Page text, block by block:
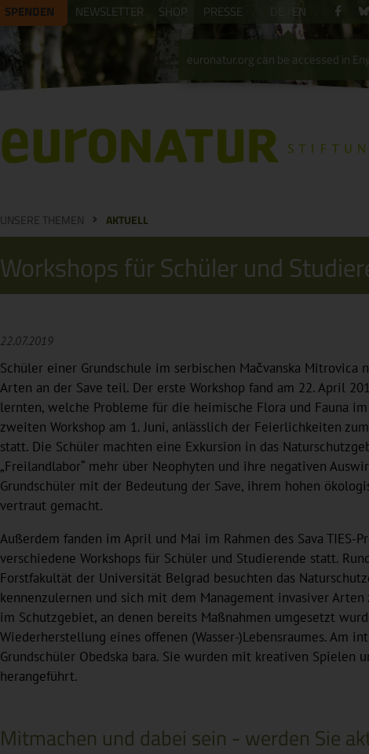
SPENDEN NEWSLETTER SHOP PRESSE
euronatur.org can be accessed in
EN
UNSERE THEMEN AKTUELL
Workshops für Schüler und
22.07.2019
Schüler einer Grundschule im serbischen Mačvanska Mitrovica
Arten an der Save teil. Der erste Workshop fand am 22. April
lernten, welche Probleme für die heimische Flora und Fauna
zweiten Workshop am 1. Juni, anlässlich der Feierlichkeiten
statt. Die Schüler machten eine Exkursion in das
„Freilandlabor“ mehr über Neophyten und ihre negativen
Grundschüler mit der Bedeutung der Save, ihrem hohen
vertraut gemacht.
Außerdem fanden im April und Mai im Rahmen des Sava TIES-
verschiedene Workshops für Schüler und Studierende statt.
Forstfakultät der Universität Belgrad besuchten das
kennenzulernen und sich mit dem Management invasiver
im Schutzgebiet, an denen bereits Maßnahmen umgesetzt
Wiederherstellung eines offenen (Wasser-)Lebensraumes. Am
Grundschüler Obedska bara. Sie wurden mit kreativen Spielen
herangeführt.
Mitmachen und dabei sein - werden Sie